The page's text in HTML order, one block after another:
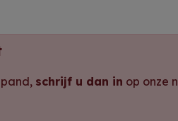
schrijf u dan in op onze